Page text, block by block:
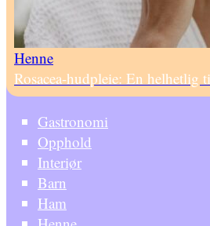
Henne
Rosacea-hudpleie: En helhetlig
Gastronomi
Opphold
Interiør
Barn
Ham